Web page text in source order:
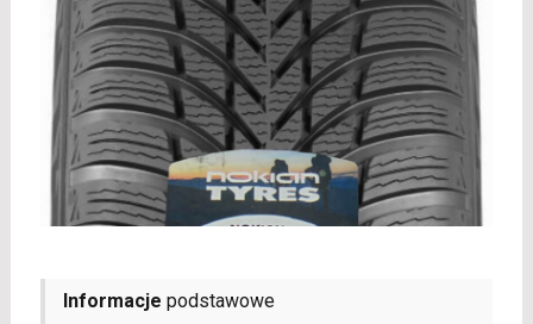
Informacje podstawowe